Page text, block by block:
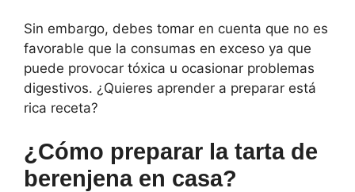
Sin embargo, debes tomar en cuenta que no es
favorable que la consumas en exceso ya que
puede provocar tóxica u ocasionar problemas
digestivos. ¿Quieres aprender a preparar está
rica receta?
¿Cómo preparar la tarta de
berenjena en casa?